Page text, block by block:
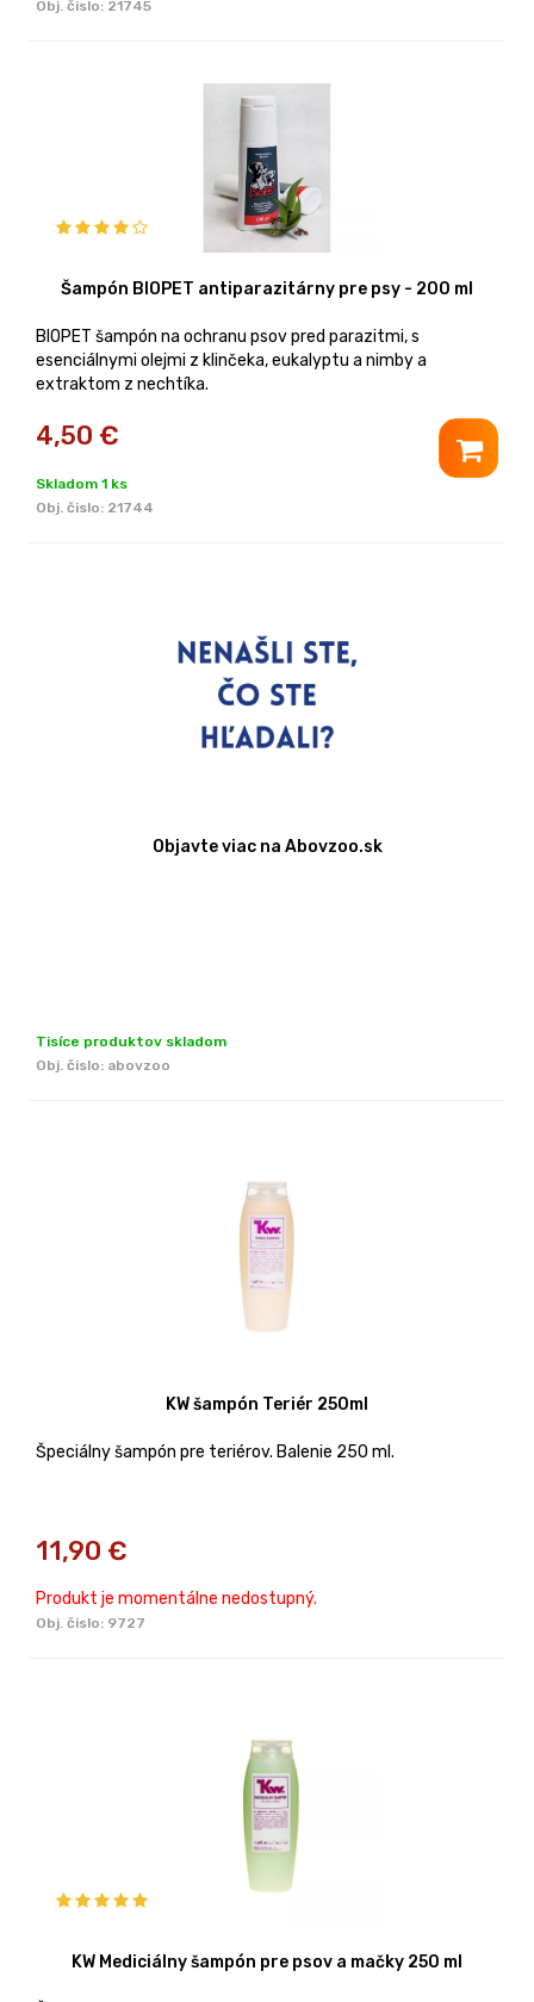
Obj. čislo: 21745
Šampón BIOPET antiparazitárny pre psy - 200 ml
BIOPET šampón na ochranu psov pred parazitmi, s
esenciálnymi olejmi z klinčeka, eukalyptu a nimby a
extraktom z nechtíka.
4,50 €
Skladom 1 ks
Obj. čislo: 21744
Objavte viac na Abovzoo.sk
Tisíce produktov skladom
Obj. čislo: abovzoo
KW šampón Teriér 250ml
Špeciálny šampón pre teriérov. Balenie 250 ml.
11,90 €
Produkt je momentálne nedostupný.
Obj. čislo: 9727
KW Mediciálny šampón pre psov a mačky 250 ml